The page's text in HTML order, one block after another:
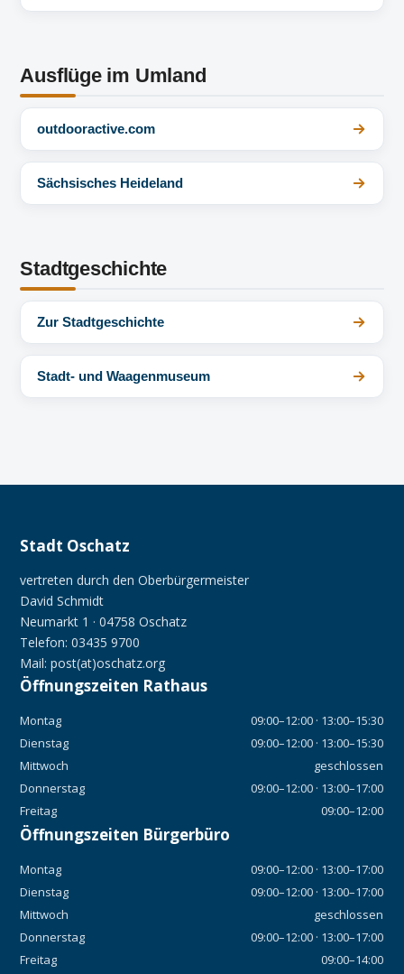
Ausflüge im Umland
outdooractive.com
Sächsisches Heideland
Stadtgeschichte
Zur Stadtgeschichte
Stadt- und Waagenmuseum
Stadt Oschatz
vertreten durch den Oberbürgermeister
David Schmidt
Neumarkt 1 · 04758 Oschatz
Telefon: 03435 9700
Mail: post(at)oschatz.org
Öffnungszeiten Rathaus
Montag
09:00–12:00 · 13:00–15:30
Dienstag
09:00–12:00 · 13:00–15:30
Mittwoch
geschlossen
Donnerstag
09:00–12:00 · 13:00–17:00
Freitag
09:00–12:00
Öffnungszeiten Bürgerbüro
Montag
09:00–12:00 · 13:00–17:00
Dienstag
09:00–12:00 · 13:00–17:00
Mittwoch
geschlossen
Donnerstag
09:00–12:00 · 13:00–17:00
Freitag
09:00–14:00